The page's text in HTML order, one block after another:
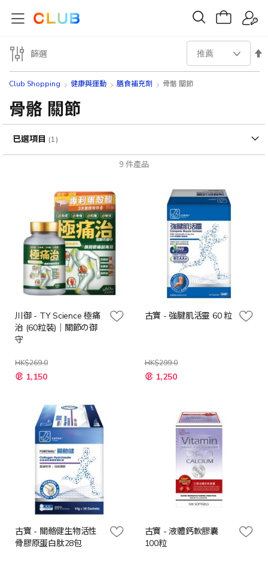
Club Shopping 健康與運動 膳食補充劑 骨骼 關節
骨骼 關節
9 件產品
設
序
方
川御 - TY Science 極痛
治 (60粒裝)｜關節の御
守
HK$269.0
特
殊 1,150
古寶 - 強腱肌活靈 60 粒
HK$299.0
特
殊 1,250
古寶 - 關骼健生物活性
骨膠原蛋白肽28包
古寶 - 液體鈣軟膠囊
100粒
篩選
已選項目